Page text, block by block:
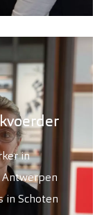
in
Antwerpen
in Schoten